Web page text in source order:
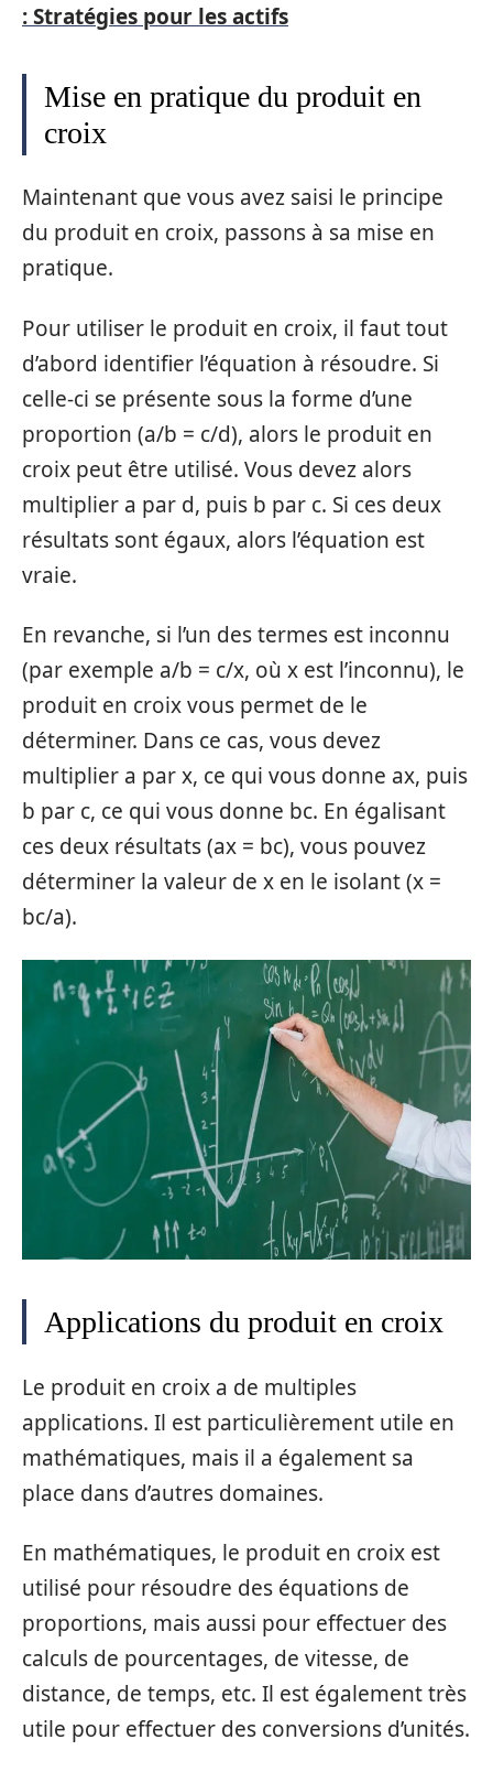
: Stratégies pour les actifs
Mise en pratique du produit en
croix
Maintenant que vous avez saisi le principe
du produit en croix, passons à sa mise en
pratique.
Pour utiliser le produit en croix, il faut tout
d’abord identifier l’équation à résoudre. Si
celle-ci se présente sous la forme d’une
proportion (a/b = c/d), alors le produit en
croix peut être utilisé. Vous devez alors
multiplier a par d, puis b par c. Si ces deux
résultats sont égaux, alors l’équation est
vraie.
En revanche, si l’un des termes est inconnu
(par exemple a/b = c/x, où x est l’inconnu), le
produit en croix vous permet de le
déterminer. Dans ce cas, vous devez
multiplier a par x, ce qui vous donne ax, puis
b par c, ce qui vous donne bc. En égalisant
ces deux résultats (ax = bc), vous pouvez
déterminer la valeur de x en le isolant (x =
bc/a).
Applications du produit en croix
Le produit en croix a de multiples
applications. Il est particulièrement utile en
mathématiques, mais il a également sa
place dans d’autres domaines.
En mathématiques, le produit en croix est
utilisé pour résoudre des équations de
proportions, mais aussi pour effectuer des
calculs de pourcentages, de vitesse, de
distance, de temps, etc. Il est également très
utile pour effectuer des conversions d’unités.